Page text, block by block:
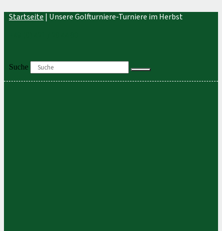
Inhalt
Startseite | Unsere Golfturniere-Turniere im Herbst
Suche